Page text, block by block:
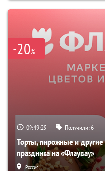
-20%
09:49:24 Получили:6
Торты, пирожные и другие
праздника на «Флаувау»
Россия